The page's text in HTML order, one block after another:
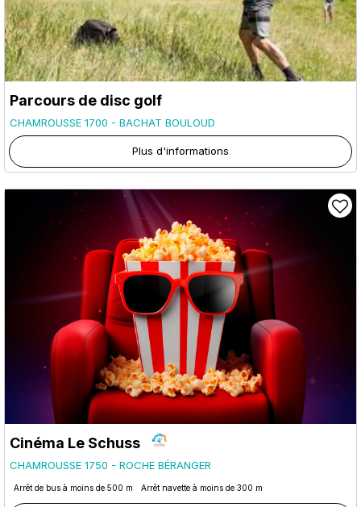
Parcours de disc golf
CHAMROUSSE 1700 - BACHAT BOULOUD
Plus d'informations
Cinéma Le Schuss
CHAMROUSSE 1750 - ROCHE BÉRANGER
Arrêt de bus à moins de 500 m Arrêt navette à moins de 300 m